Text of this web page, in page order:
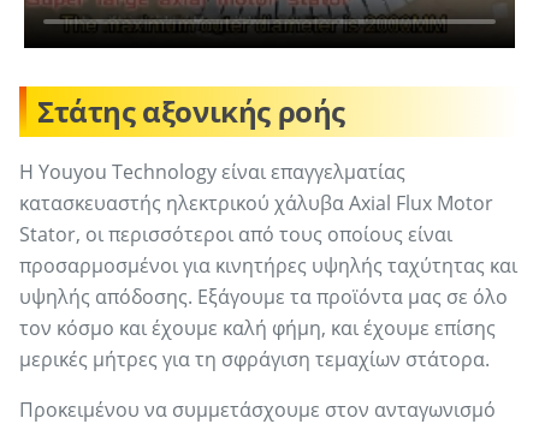
Στάτης αξονικής ροής
Η Youyou Technology είναι επαγγελματίας
κατασκευαστής ηλεκτρικού χάλυβα Axial Flux Motor
Stator, οι περισσότεροι από τους οποίους είναι
προσαρμοσμένοι για κινητήρες υψηλής ταχύτητας και
υψηλής απόδοσης. Εξάγουμε τα προϊόντα μας σε όλο
τον κόσμο και έχουμε καλή φήμη, και έχουμε επίσης
μερικές μήτρες για τη σφράγιση τεμαχίων στάτορα.
Προκειμένου να συμμετάσχουμε στον ανταγωνισμό